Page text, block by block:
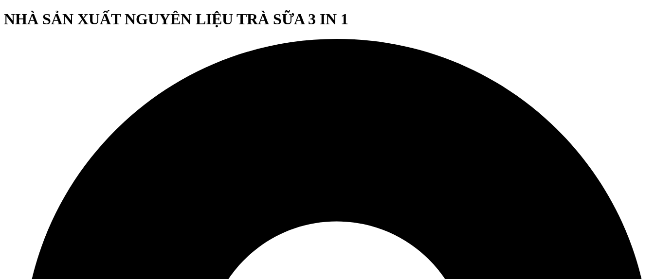
NHÀ SẢN XUẤT NGUYÊN LIỆU TRÀ SỮA 3 IN 1